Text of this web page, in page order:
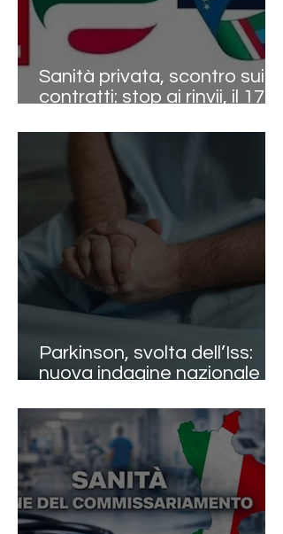
Sanità privata, scontro sui
contratti: stop ai rinvii, il 17
mobilitazione nazionale
Parkinson, svolta dell’Iss:
nuova indagine nazionale e
oltre dieci anni